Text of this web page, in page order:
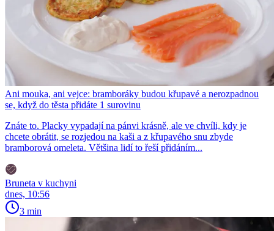
Ani mouka, ani vejce: bramboráky budou křupavé a nerozpadnou
se, když do těsta přidáte 1 surovinu
Znáte to. Placky vypadají na pánvi krásně, ale ve chvíli, kdy je
chcete obrátit, se rozjedou na kaši a z křupavého snu zbyde
bramborová omeleta. Většina lidí to řeší přidáním...
Bruneta v kuchyni
dnes, 10:56
3 min